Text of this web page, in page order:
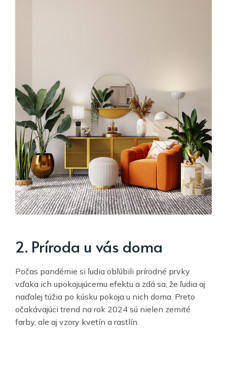
2. Príroda u vás doma
Počas pandémie si ľudia obľúbili prírodné prvky
vďaka ich upokojujúcemu efektu a zdá sa, že ľudia aj
naďalej túžia po kúsku pokoja u nich doma. Preto
očakávajúci trend na rok 2024 sú nielen zemité
farby, ale aj vzory kvetín a rastlín.